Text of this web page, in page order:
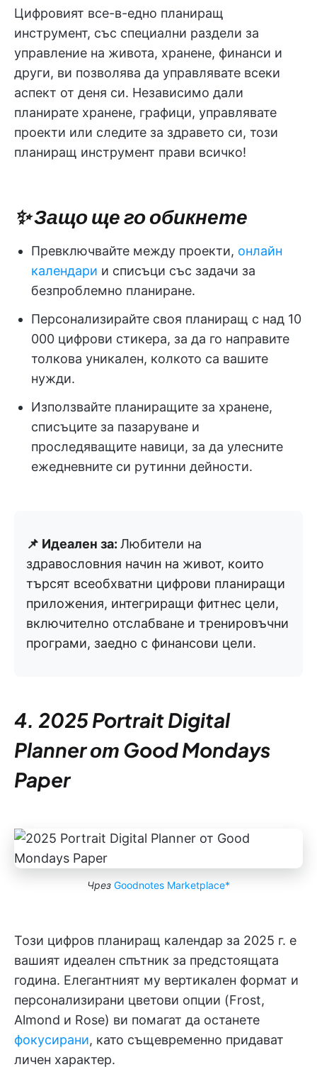
Цифровият все-в-едно планиращ
инструмент, със специални раздели за
управление на живота, хранене, финанси и
други, ви позволява да управлявате всеки
аспект от деня си. Независимо дали
планирате хранене, графици, управлявате
проекти или следите за здравето си, този
планиращ инструмент прави всичко!
✨ Защо ще го обикнете
Превключвайте между проекти, онлайн
календари и списъци със задачи за
безпроблемно планиране.
Персонализирайте своя планиращ с над 10
000 цифрови стикера, за да го направите
толкова уникален, колкото са вашите
нужди.
Използвайте планиращите за хранене,
списъците за пазаруване и
проследяващите навици, за да улесните
ежедневните си рутинни дейности.
📌 Идеален за: Любители на
здравословния начин на живот, които
търсят всеобхватни цифрови планиращи
приложения, интегриращи фитнес цели,
включително отслабване и тренировъчни
програми, заедно с финансови цели.
4. 2025 Portrait Digital
Planner от Good Mondays
Paper
Чрез Goodnotes Marketplace*
Този цифров планиращ календар за 2025 г. е
вашият идеален спътник за предстоящата
година. Елегантният му вертикален формат и
персонализирани цветови опции (Frost,
Almond и Rose) ви помагат да останете
фокусирани, като същевременно придават
личен характер.